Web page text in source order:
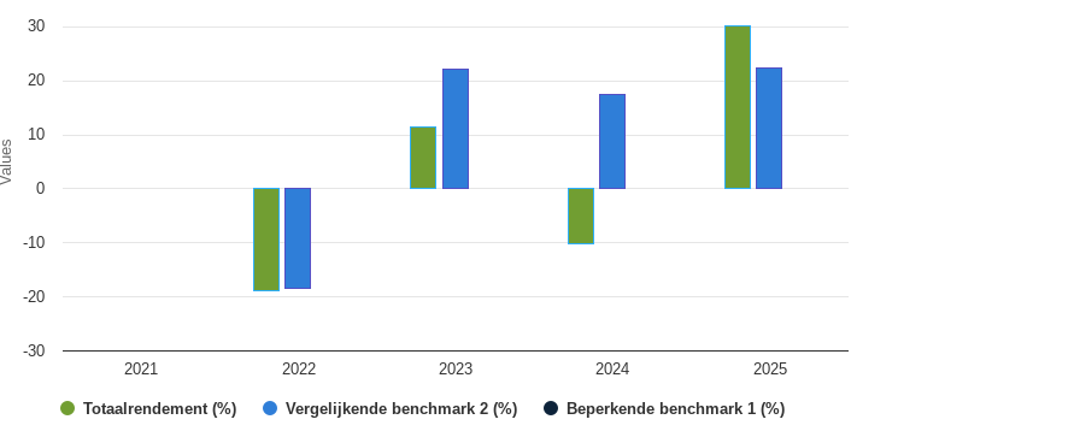
chart has 1 Y axis displaying Values. Range: -30 to 40.
Values
Totaalrendement (%) Vergelijkende benchmark 2 (%) Beperkende benchmark 1 (%)
2021 2022 2023 2024 2025
-30
-20
-10
0
10
20
30